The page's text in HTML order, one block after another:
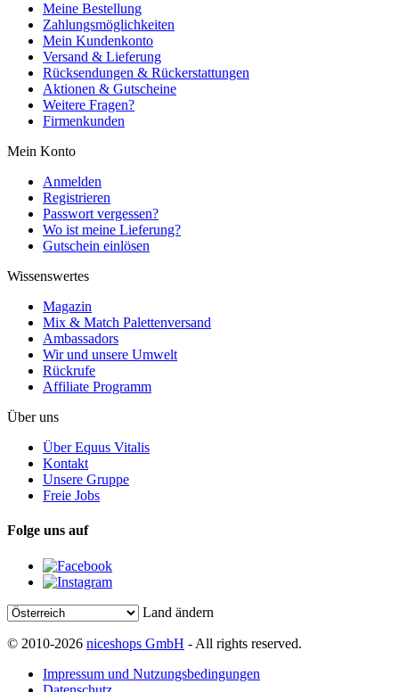
Meine Bestellung
Zahlungsmöglichkeiten
Mein Kundenkonto
Versand & Lieferung
Rücksendungen & Rückerstattungen
Aktionen & Gutscheine
Weitere Fragen?
Firmenkunden
Mein Konto
Anmelden
Registrieren
Passwort vergessen?
Wo ist meine Lieferung?
Gutschein einlösen
Wissenswertes
Magazin
Mix & Match Palettenversand
Ambassadors
Wir und unsere Umwelt
Rückrufe
Affiliate Programm
Über uns
Über Equus Vitalis
Kontakt
Unsere Gruppe
Freie Jobs
Folge uns auf
Land ändern
© 2010-2026 niceshops GmbH - All rights reserved.
Impressum und Nutzungsbedingungen